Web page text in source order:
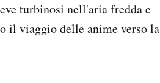
turbinosi nell'aria fredda e
il viaggio delle anime verso la